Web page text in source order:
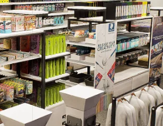
Pacific e-Shop